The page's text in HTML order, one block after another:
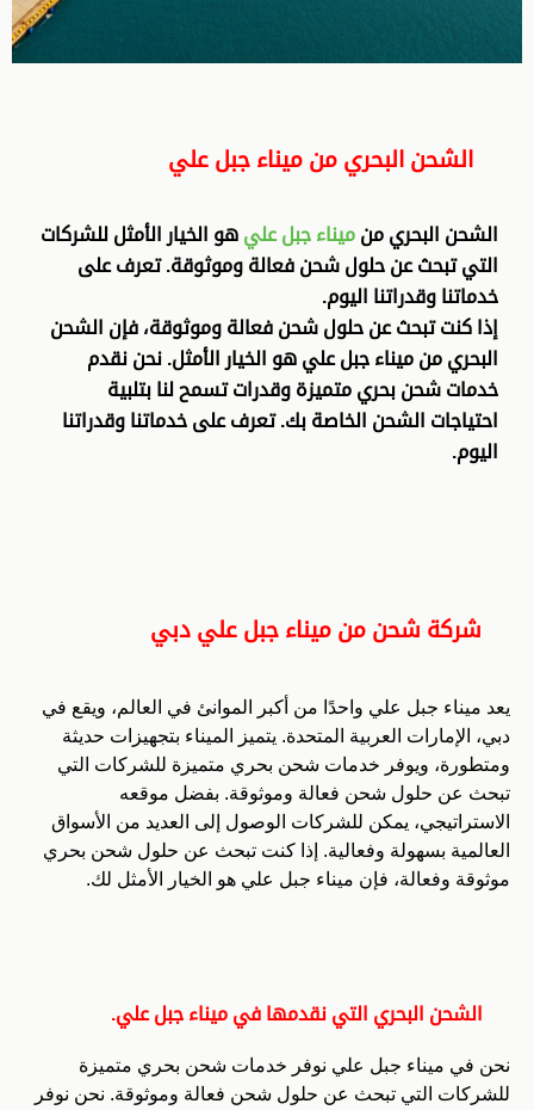
الشحن البحري من ميناء جبل علي
الشحن البحري من ميناء جبل علي هو الخيار الأمثل للشركات
التي تبحث عن حلول شحن فعالة وموثوقة. تعرف على
خدماتنا وقدراتنا اليوم.
إذا كنت تبحث عن حلول شحن فعالة وموثوقة، فإن الشحن
البحري من ميناء جبل علي هو الخيار الأمثل. نحن نقدم
خدمات شحن بحري متميزة وقدرات تسمح لنا بتلبية
احتياجات الشحن الخاصة بك. تعرف على خدماتنا وقدراتنا
اليوم.
شركة شحن من ميناء جبل علي دبي
يعد ميناء جبل علي واحدًا من أكبر الموانئ في العالم، ويقع في
دبي، الإمارات العربية المتحدة. يتميز الميناء بتجهيزات حديثة
ومتطورة، ويوفر خدمات شحن بحري متميزة للشركات التي
تبحث عن حلول شحن فعالة وموثوقة. بفضل موقعه
الاستراتيجي، يمكن للشركات الوصول إلى العديد من الأسواق
العالمية بسهولة وفعالية. إذا كنت تبحث عن حلول شحن بحري
موثوقة وفعالة، فإن ميناء جبل علي هو الخيار الأمثل لك.
الشحن البحري التي نقدمها في ميناء جبل علي.
نحن في ميناء جبل علي نوفر خدمات شحن بحري متميزة
للشركات التي تبحث عن حلول شحن فعالة وموثوقة. نحن نوفر